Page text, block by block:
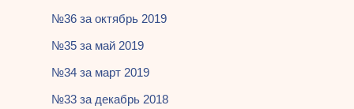
№36 за октябрь 2019
№35 за май 2019
№34 за март 2019
№33 за декабрь 2018